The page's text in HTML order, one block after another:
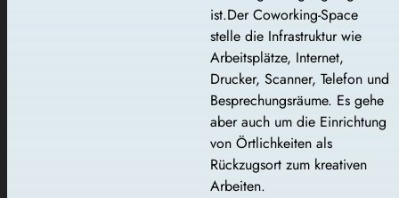
ist.Der Coworking-Space
stelle die Infrastruktur wie
Arbeitsplätze, Internet,
Drucker, Scanner, Telefon und
Besprechungsräume. Es gehe
aber auch um die Einrichtung
von Örtlichkeiten als
Rückzugsort zum kreativen
Arbeiten.